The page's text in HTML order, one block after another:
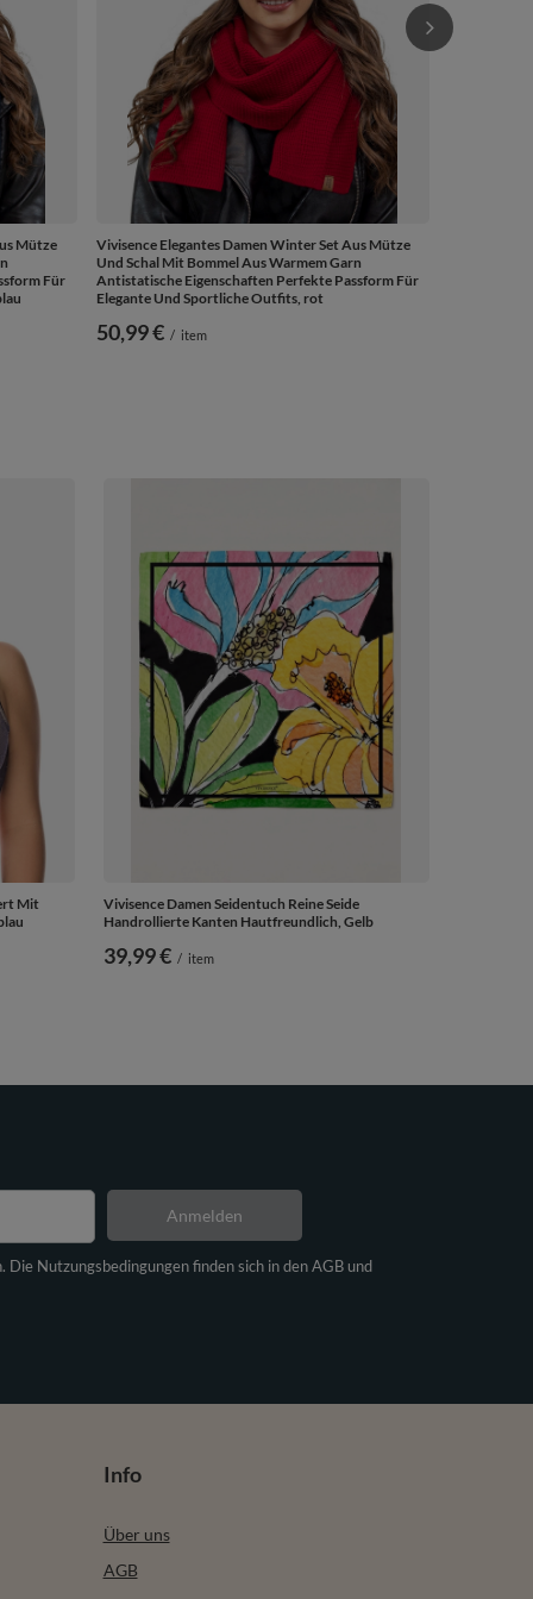
Mütze
Für
Vivisence Elegantes Damen Winter Set Aus Mütze
Und Schal Mit Bommel Aus Warmem Garn
Antistatische Eigenschaften Perfekte Passform Für
Elegante Und Sportliche Outfits, rot
50,99 € / item
Mit
Vivisence Damen Seidentuch Reine Seide
Handrollierte Kanten Hautfreundlich, Gelb
39,99 € / item
Nutzungsbedingungen finden sich in den AGB und
Anmelden
Info
Über uns
AGB